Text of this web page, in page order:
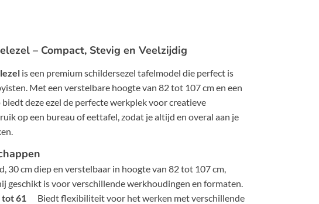
– Compact, Stevig en Veelzijdig
is een premium schildersezel tafelmodel die perfect is
Met een verstelbare hoogte van 82 tot 107 cm en een
deze ezel de perfecte werkplek voor creatieve
op een bureau of eettafel, zodat je altijd en overal aan je
30 cm diep en verstelbaar in hoogte van 82 tot 107 cm,
geschikt is voor verschillende werkhoudingen en formaten.
61
Biedt flexibiliteit voor het werken met verschillende